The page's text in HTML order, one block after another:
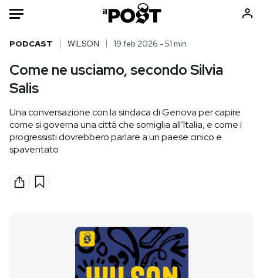
Auto
HOME
Mondo
Politica
Tecnologia
Scienza
Libri
Consumismi
Mondiali calcio 2026
PODCAST WILSON 19 feb 2026 - 51 min
Come ne usciamo, secondo Silvia
Salis
Una conversazione con la sindaca di Genova per capire
come si governa una città che somiglia all’Italia, e come i
progressisti dovrebbero parlare a un paese cinico e
spaventato